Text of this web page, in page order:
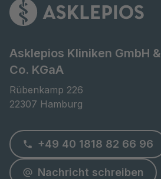
Asklepios Kliniken GmbH &
Co. KGaA
Rübenkamp 226
22307 Hamburg
+49 40 1818 82 66 96
Nachricht schreiben